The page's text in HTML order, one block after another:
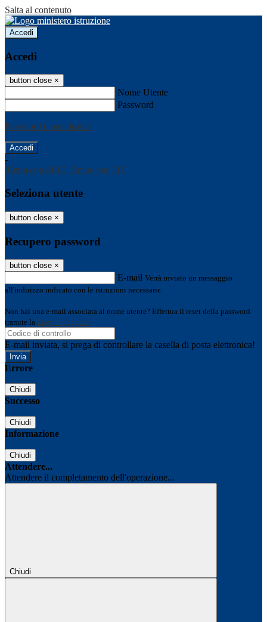
Salta al contenuto
Accedi
Accedi
button close ×
Nome Utente
Password
Password dimenticata?
-
Entra con SPID Entra con CIE
Seleziona utente
button close ×
Recupero password
button close ×
E-mail Verrà inviato un messaggio
all'indirizzo indicato con le istruzioni necessarie.
Non hai una e-mail associata al nome utente? Effettua il reset della password
tramite la Login Spaggiari
E-mail inviata, si prega di controllare la casella di posta elettronica!
Errore
Chiudi
Successo
Chiudi
Informazione
Chiudi
Attendere...
Attendere il completamento dell'operazione...
Chiudi